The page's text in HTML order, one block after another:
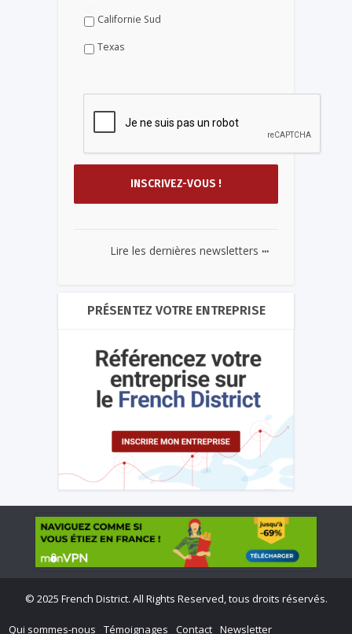
Californie Sud
Texas
Lire les dernières newsletters ...
PRÉSENTEZ VOTRE ENTREPRISE
© 2025 French District. All Rights Reserved, tous droits réservés.
Qui sommes-nous Témoignages Contact Newsletter